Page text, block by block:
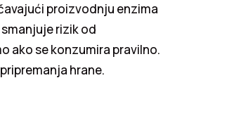
proizvodnju enzima
rizik od
ako se konzumira pravilno.
hrane.